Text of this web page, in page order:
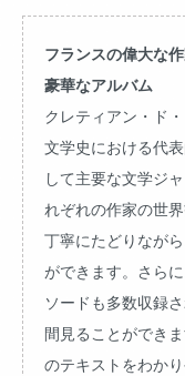
フランスの偉大な
豪華なアルバム
クレティアン・ド
文学史における代
して主要な文学ジ
れぞれの作家の世
丁寧にたどりなが
ができます。さら
ソードも多数収録
間見ることができ
のテキストをわか